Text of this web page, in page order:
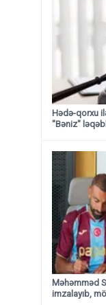
Hədə-qorxu
"Bəniz"
Məhəmməd
imzalayıb,